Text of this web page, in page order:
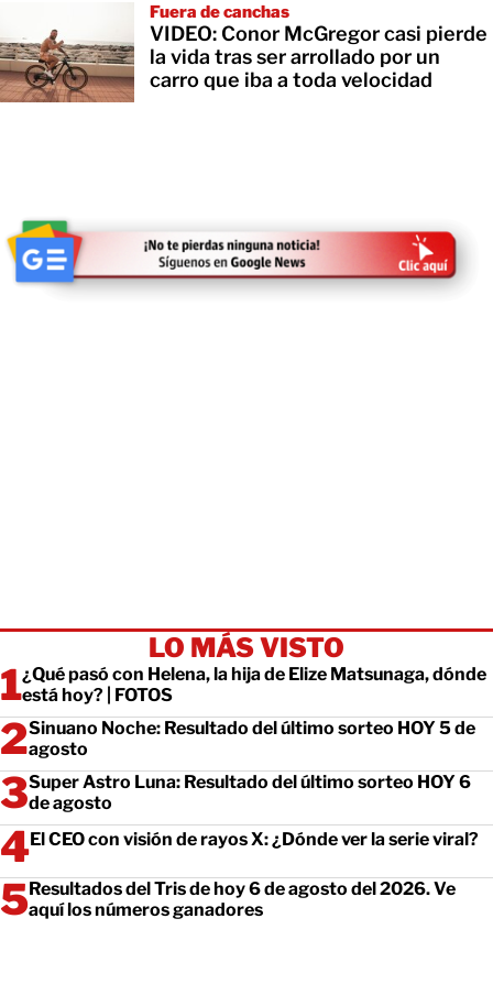
Fuera de canchas
VIDEO: Conor McGregor casi pierde
la vida tras ser arrollado por un
carro que iba a toda velocidad
LO MÁS VISTO
¿Qué pasó con Helena, la hija de Elize Matsunaga, dónde
está hoy? | FOTOS
Sinuano Noche: Resultado del último sorteo HOY 5 de
agosto
Super Astro Luna: Resultado del último sorteo HOY 6
de agosto
El CEO con visión de rayos X: ¿Dónde ver la serie viral?
Resultados del Tris de hoy 6 de agosto del 2026. Ve
aquí los números ganadores